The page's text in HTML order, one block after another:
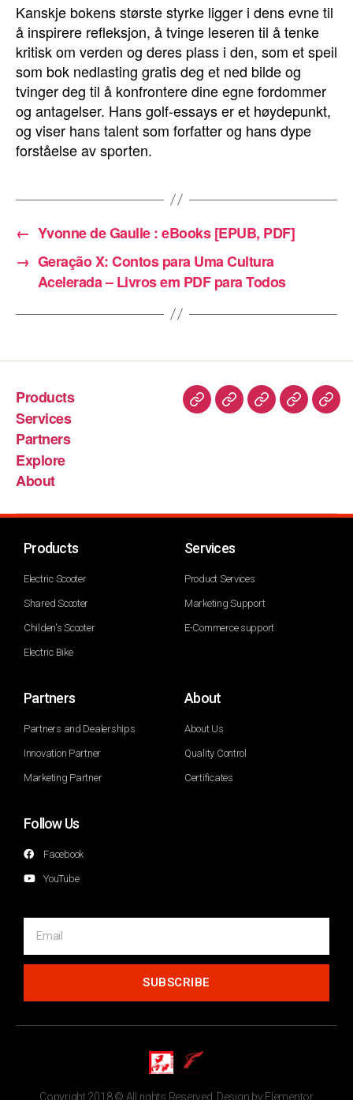
Kanskje bokens største styrke ligger i dens evne til
å inspirere refleksjon, å tvinge leseren til å tenke
kritisk om verden og deres plass i den, som et speil
som bok nedlasting gratis deg et ned bilde og
tvinger deg til å konfrontere dine egne fordommer
og antagelser. Hans golf-essays er et høydepunkt,
og viser hans talent som forfatter og hans dype
forståelse av sporten.
← Yvonne de Gaulle : eBooks [EPUB, PDF]
→ Geração X: Contos para Uma Cultura
Acelerada – Livros em PDF para Todos
Products
Services
Partners
Explore
About
Products
Electric Scooter
Shared Scooter
Childen's Scooter
Electric Bike
Services
Product Services
Marketing Support
E-Commerce support
Partners
Partners and Dealerships
Innovation Partner
Marketing Partner
About
About Us
Quality Control
Certificates
Follow Us
Facebook
YouTube
SUBSCRIBE
Copyright 2018 © All rights Reserved. Design by Elementor